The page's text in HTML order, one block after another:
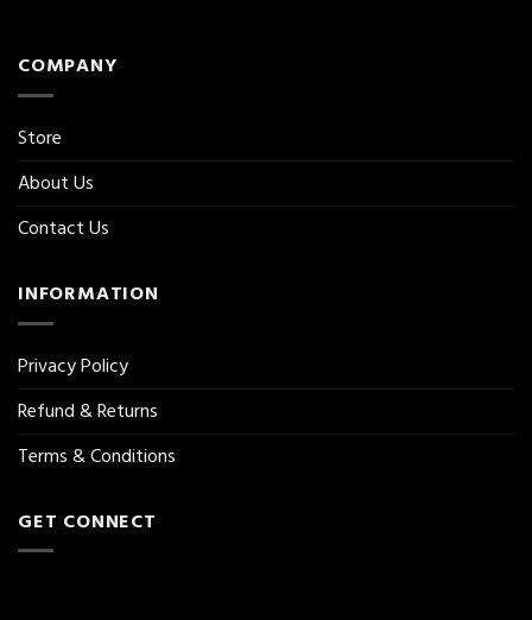
COMPANY
Store
About Us
Contact Us
INFORMATION
Privacy Policy
Refund & Returns
Terms & Conditions
GET CONNECT